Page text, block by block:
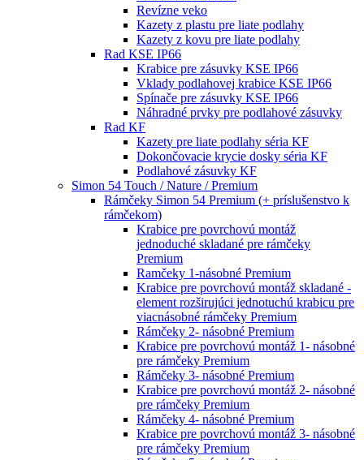
Revízne veko
Kazety z plastu pre liate podlahy
Kazety z kovu pre liate podlahy
Rad KSE IP66
Krabice pre zásuvky KSE IP66
Vklady podlahovej krabice KSE IP66
Spínače pre zásuvky KSE IP66
Náhradné prvky pre podlahové zásuvky
Rad KF
Kazety pre liate podlahy séria KF
Dokončovacie krycie dosky séria KF
Podlahové zásuvky KF
Simon 54 Touch / Nature / Premium
Rámčeky Simon 54 Premium (+ príslušenstvo k
rámčekom)
Krabice pre povrchovú montáž
jednoduché skladané pre rámčeky
Premium
Ramčeky 1-násobné Premium
Krabice pre povrchovú montáž skladané -
element rozširujúci jednotuchú krabicu pre
viacnásobné rámčeky Premium
Rámčeky 2- násobné Premium
Krabice pre povrchovú montáž 1- násobné
pre rámčeky Premium
Rámčeky 3- násobné Premium
Krabice pre povrchovú montáž 2- násobné
pre rámčeky Premium
Rámčeky 4- násobné Premium
Krabice pre povrchovú montáž 3- násobné
pre rámčeky Premium